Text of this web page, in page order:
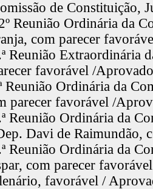
de Constituição,
Reunião Ordinária da
com parecer
Reunião Extraordinária
favorável /Aprovado
Reunião Ordinária da
parecer favorável /
Reunião Ordinária da
Davi de Raimundão,
Reunião Ordinária da
com parecer
favorável /